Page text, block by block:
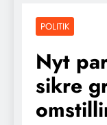
POLITIK
Nyt
sikre